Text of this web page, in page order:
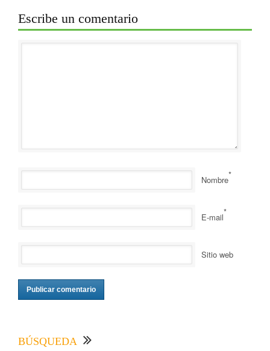
Escribe un comentario
Nombre*
E-mail*
Sitio web
BÚSQUEDA